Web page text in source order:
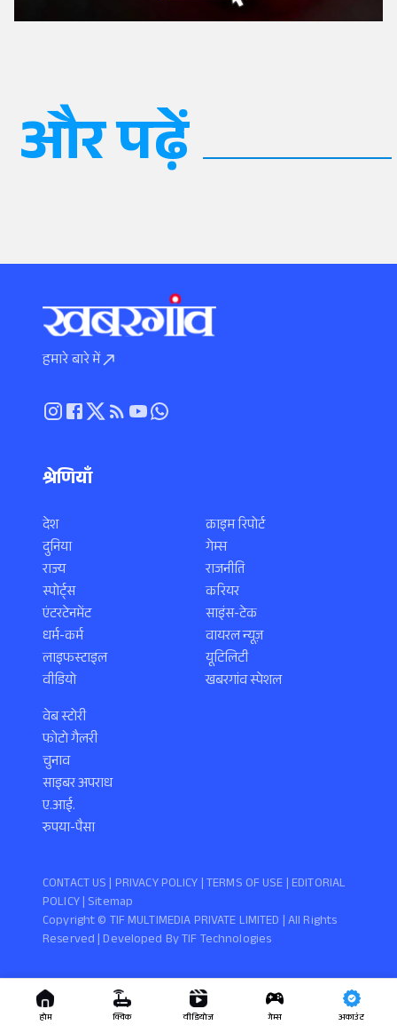
और पढ़ें
हमारे बारे में
श्रेणियाँ
देश
दुनिया
राज्य
स्पोर्ट्स
एंटरटेनमेंट
धर्म-कर्म
लाइफस्टाइल
वीडियो
क्राइम रिपोर्ट
गेम्स
राजनीति
करियर
साइंस-टेक
वायरल न्यूज़
यूटिलिटी
खबरगांव स्पेशल
वेब स्टोरी
फोटो गैलरी
चुनाव
साइबर अपराध
ए.आई.
रुपया-पैसा
Copyright ©️ TIF MULTIMEDIA PRIVATE LIMITED | All Rights
Reserved | Developed ByTIF Technologies
CONTACT US | PRIVACY POLICY |TERMS OF USE | EDITORIAL
POLICY| Sitemap
होम क्विक वीडियोज गेम्स अकाउंट